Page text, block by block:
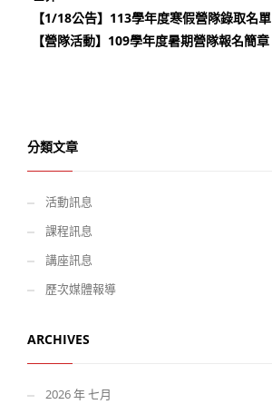
【1/18公告】113學年度寒假營隊錄取名單
【營隊活動】109學年度暑期營隊報名簡章
分類文章
活動訊息
課程訊息
講座訊息
歷次媒體報導
ARCHIVES
2026 年 七月